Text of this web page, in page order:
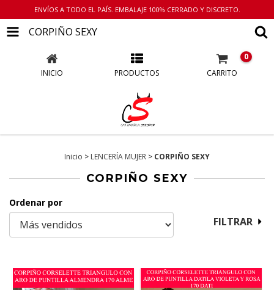
ENVÍOS A TODO EL PAÍS. EMBALAJE 100% CERRADO Y DISCRETO.
CORPIÑO SEXY
INICIO PRODUCTOS CARRITO
0
Inicio > LENCERÍA MUJER > CORPIÑO SEXY
CORPIÑO SEXY
Ordenar por
FILTRAR